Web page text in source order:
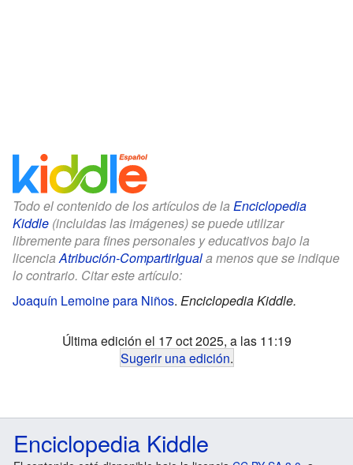
Todo el contenido de los artículos de la Enciclopedia
Kiddle (incluidas las imágenes) se puede utilizar
libremente para fines personales y educativos bajo la
licenciaAtribución-CompartirIguala menos que se indique
lo contrario. Citar este artículo:
Joaquín Lemoine para Niños. Enciclopedia Kiddle.
Última edición el 17 oct 2025, a las 11:19
Sugerir una edición.
Enciclopedia Kiddle